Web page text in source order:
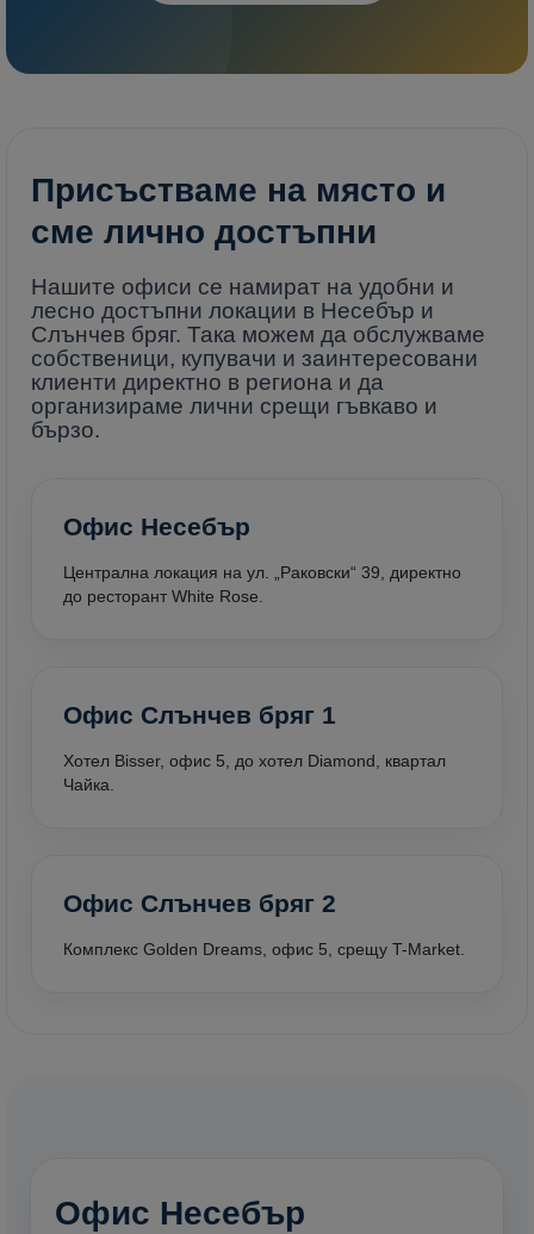
Присъстваме на място и
сме лично достъпни
Нашите офиси се намират на удобни и
лесно достъпни локации в Несебър и
Слънчев бряг. Така можем да обслужваме
собственици, купувачи и заинтересовани
клиенти директно в региона и да
организираме лични срещи гъвкаво и
бързо.
Офис Несебър
Централна локация на ул. „Раковски“ 39, директно
до ресторант White Rose.
Офис Слънчев бряг 1
Хотел Bisser, офис 5, до хотел Diamond, квартал
Чайка.
Офис Слънчев бряг 2
Комплекс Golden Dreams, офис 5, срещу T-Market.
Офис Несебър